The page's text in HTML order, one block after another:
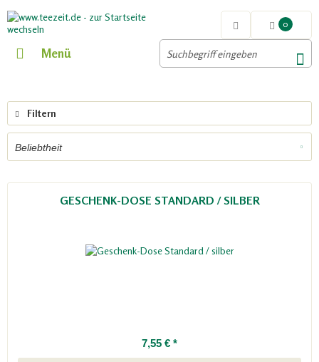
0
Menü
Filtern
GESCHENK-DOSE STANDARD / SILBER
7,55 € *